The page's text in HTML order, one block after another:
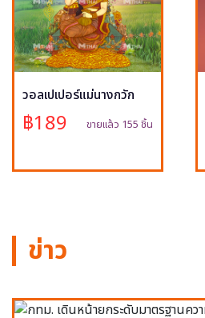
วอลเปเปอร์แม่นางกวัก
฿189 ขายแล้ว 155 ชิ้น
ข่าว